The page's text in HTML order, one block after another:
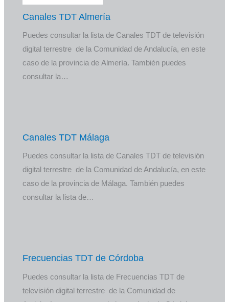
Canales TDT Almería
Puedes consultar la lista de Canales TDT de televisión
digital terrestre de la Comunidad de Andalucía, en este
caso de la provincia de Almería. También puedes
consultar la…
Canales TDT Málaga
Puedes consultar la lista de Canales TDT de televisión
digital terrestre de la Comunidad de Andalucía, en este
caso de la provincia de Málaga. También puedes
consultar la lista de…
Frecuencias TDT de Córdoba
Puedes consultar la lista de Frecuencias TDT de
televisión digital terrestre de la Comunidad de